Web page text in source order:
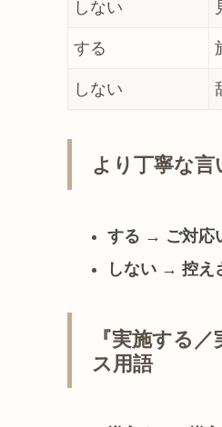
しない
する
しない
より丁寧な
する → ご対応
しない → 控え
『実施する
ス用語